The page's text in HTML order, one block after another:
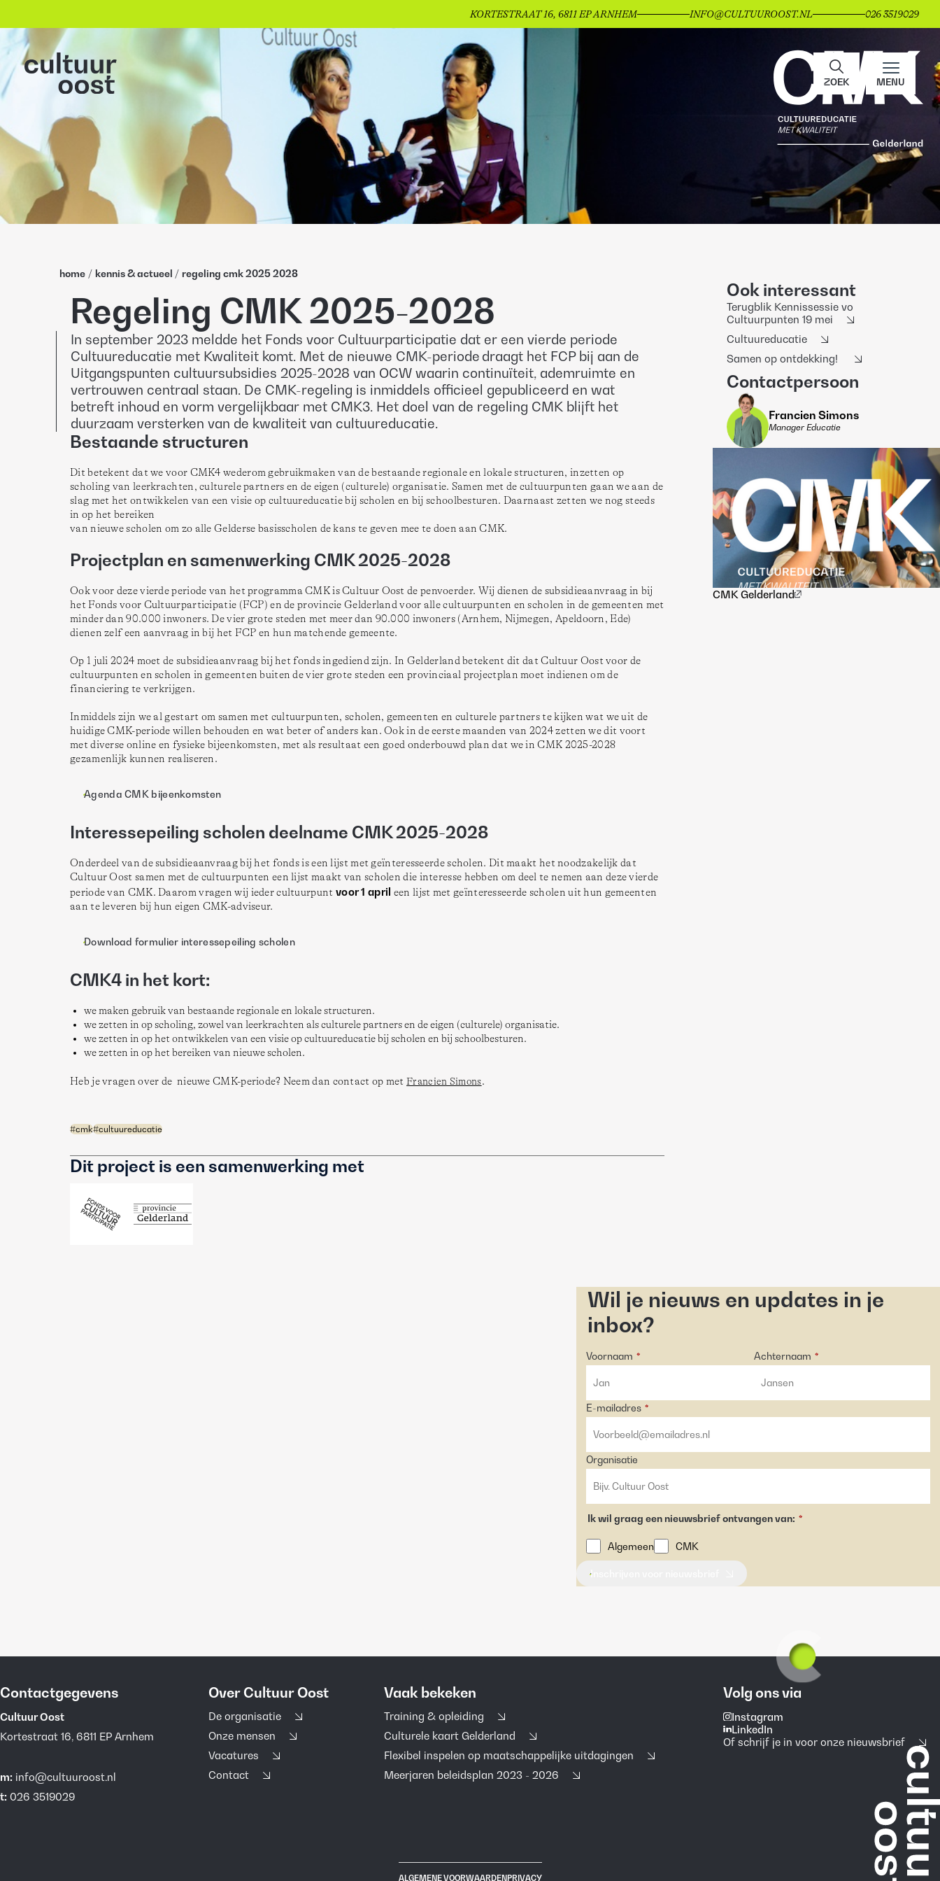
KORTESTRAAT 16, 6811 EP ARNHEM INFO@CULTUUROOST.NL 026 3519029
ZOEK MENU
home / kennis & actueel / regeling cmk 2025 2028
Regeling CMK 2025-2028
In september 2023 meldde het Fonds voor Cultuurparticipatie dat er een vierde periode
Cultuureducatie met Kwaliteit komt. Met de nieuwe CMK-periode draagt het FCP bij aan de
Uitgangspunten cultuursubsidies 2025-2028 van OCW waarin continuïteit, ademruimte en
vertrouwen centraal staan. De CMK-regeling is inmiddels officieel gepubliceerd en wat
betreft inhoud en vorm vergelijkbaar met CMK3. Het doel van de regeling CMK blijft het
duurzaam versterken van de kwaliteit van cultuureducatie.
Bestaande structuren
Dit betekent dat we voor CMK4 wederom gebruikmaken van de bestaande regionale en lokale structuren, inzetten op
scholing van leerkrachten, culturele partners en de eigen (culturele) organisatie. Samen met de cultuurpunten gaan we aan de
slag met het ontwikkelen van een visie op cultuureducatie bij scholen en bij schoolbesturen. Daarnaast zetten we nog steeds
in op het bereiken
van nieuwe scholen om zo alle Gelderse basisscholen de kans te geven mee te doen aan CMK.
Projectplan en samenwerking CMK 2025-2028
Ook voor deze vierde periode van het programma CMK is Cultuur Oost de penvoerder. Wij dienen de subsidieaanvraag in bij
het Fonds voor Cultuurparticipatie (FCP) en de provincie Gelderland voor alle cultuurpunten en scholen in de gemeenten met
minder dan 90.000 inwoners. De vier grote steden met meer dan 90.000 inwoners (Arnhem, Nijmegen, Apeldoorn, Ede)
dienen zelf een aanvraag in bij het FCP en hun matchende gemeente.
Op 1 juli 2024 moet de subsidieaanvraag bij het fonds ingediend zijn. In Gelderland betekent dit dat Cultuur Oost voor de
cultuurpunten en scholen in gemeenten buiten de vier grote steden een provinciaal projectplan moet indienen om de
financiering te verkrijgen.
Inmiddels zijn we al gestart om samen met cultuurpunten, scholen, gemeenten en culturele partners te kijken wat we uit de
huidige CMK-periode willen behouden en wat beter of anders kan. Ook in de eerste maanden van 2024 zetten we dit voort
met diverse online en fysieke bijeenkomsten, met als resultaat een goed onderbouwd plan dat we in CMK 2025-2028
gezamenlijk kunnen realiseren.
Agenda CMK bijeenkomsten
Interessepeiling scholen deelname CMK 2025-2028
Onderdeel van de subsidieaanvraag bij het fonds is een lijst met geïnteresseerde scholen. Dit maakt het noodzakelijk dat
Cultuur Oost samen met de cultuurpunten een lijst maakt van scholen die interesse hebben om deel te nemen aan deze vierde
periode van CMK. Daarom vragen wij ieder cultuurpunt voor 1 april een lijst met geïnteresseerde scholen uit hun gemeenten
aan te leveren bij hun eigen CMK-adviseur.
Download formulier interessepeiling scholen
CMK4 in het kort:
we maken gebruik van bestaande regionale en lokale structuren.
we zetten in op scholing, zowel van leerkrachten als culturele partners en de eigen (culturele) organisatie.
we zetten in op het ontwikkelen van een visie op cultuureducatie bij scholen en bij schoolbesturen.
we zetten in op het bereiken van nieuwe scholen.
Heb je vragen over de  nieuwe CMK-periode? Neem dan contact op met Francien Simons.
#cmk#cultuureducatie
Dit project is een samenwerking met
Ook interessant
Terugblik Kennissessie vo
Cultuurpunten 19 mei
Cultuureducatie
Samen op ontdekking!
Contactpersoon
Francien Simons
Manager Educatie
CMK Gelderland
Wil je nieuws en updates in je
inbox?
Voornaam * Achternaam *
E-mailadres *
Organisatie
Ik wil graag een nieuwsbrief ontvangen van: *
Algemeen CMK
Inschrijven voor nieuwsbrief
Contactgegevens
Cultuur Oost
Kortestraat 16, 6811 EP Arnhem
m: info@cultuuroost.nl
t: 026 3519029
Over Cultuur Oost
De organisatie
Onze mensen
Vacatures
Contact
Vaak bekeken
Training & opleiding
Culturele kaart Gelderland
Flexibel inspelen op maatschappelijke uitdagingen
Meerjaren beleidsplan 2023 - 2026
Volg ons via
Instagram
LinkedIn
Of schrijf je in voor onze nieuwsbrief
ALGEMENE VOORWAARDEN PRIVACY